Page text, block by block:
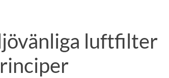
luftfilter